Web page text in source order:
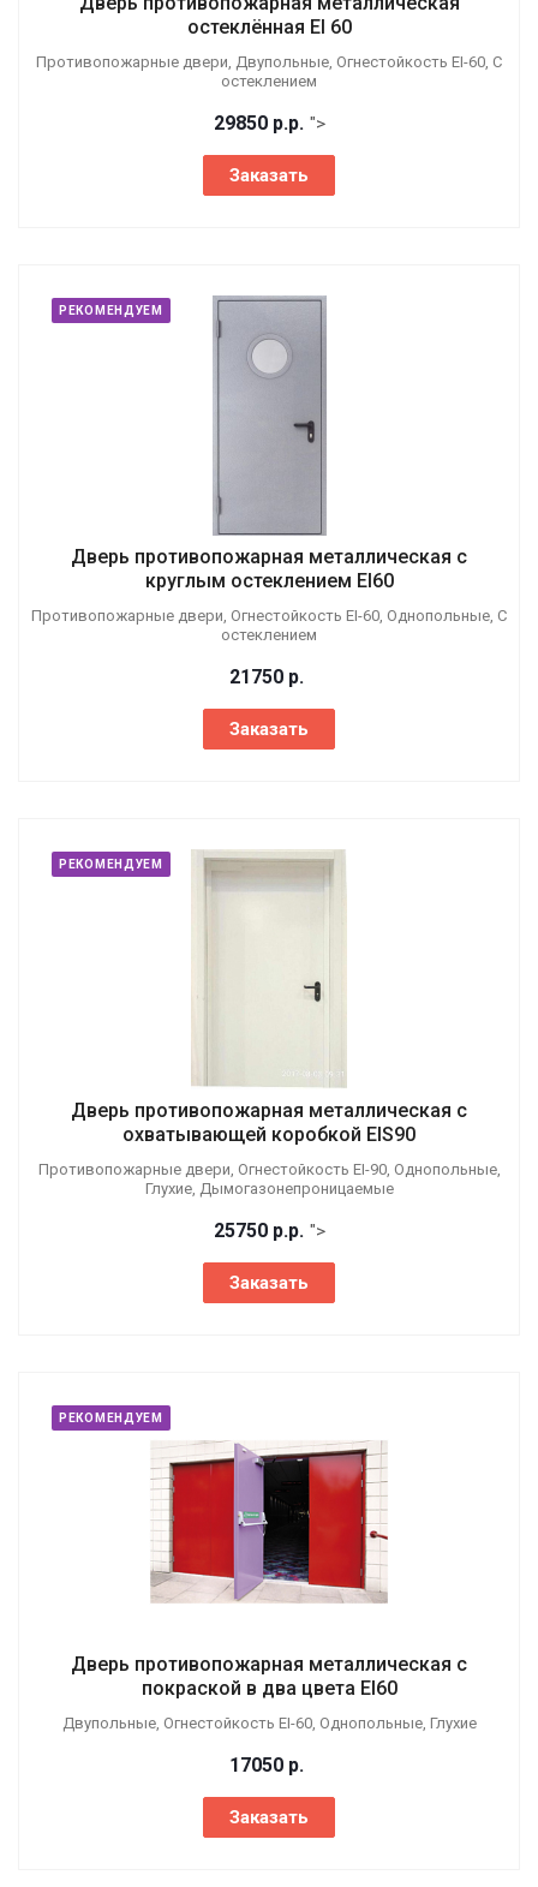
остеклённая EI 60
Противопожарные двери, Двупольные, Огнестойкость EI-60, С
остеклением
29850 р.р. ">
Заказать
РЕКОМЕНДУЕМ
Дверь противопожарная металлическая с
круглым остеклением EI60
Противопожарные двери, Огнестойкость EI-60, Однопольные, С
остеклением
21750 р.
Заказать
РЕКОМЕНДУЕМ
Дверь противопожарная металлическая с
охватывающей коробкой EIS90
Противопожарные двери, Огнестойкость EI-90, Однопольные,
Глухие, Дымогазонепроницаемые
25750 р.р. ">
Заказать
РЕКОМЕНДУЕМ
Дверь противопожарная металлическая с
покраской в два цвета EI60
Двупольные, Огнестойкость EI-60, Однопольные, Глухие
17050 р.
Заказать